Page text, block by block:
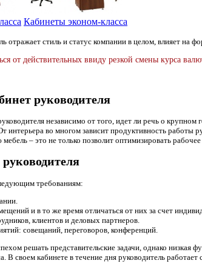
Кабинеты эконом-класса
отражает стиль и статус компании в целом, влияет на
от действительных ввиду резкой смены курса
руководителя
независимо от того, идет ли речь о
интерьера во многом зависит продуктивность
– это не только позволит оптимизировать
требованиям:
и в то же время отличаться от них за счет
клиентов и деловых партнеров.
совещаний, переговоров, конференций.
решать представительские задачи, однако
В своем кабинете в течение дня руководитель